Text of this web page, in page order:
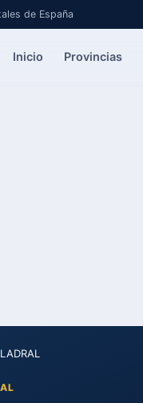
de España
Inicio Provincias